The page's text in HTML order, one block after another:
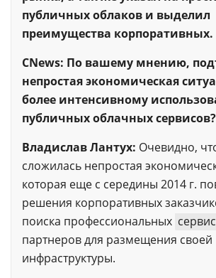
публичных облаков и выделил
преимущества корпоративных.
CNews: По вашему мнению,
непростая экономическая
более интенсивному
публичных облачных сервисов?
Владислав Лантух: Очевидно,
сложилась непростая
которая еще с середины 2014 г.
решения корпоративных
поиска профессиональных
партнеров для размещения своей
инфраструктуры.